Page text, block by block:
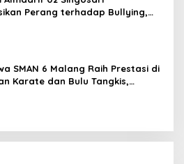
Perang terhadap Bullying,
SMAN 6 Malang Raih Prestasi di
Karate dan Bulu Tangkis,